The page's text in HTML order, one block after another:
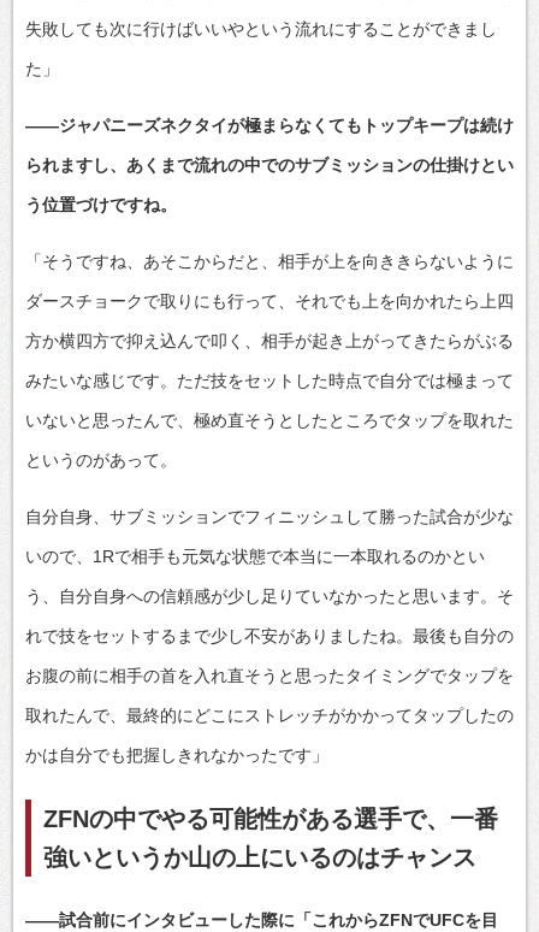
失敗しても次に行けばいいやという流れにすることができまし
た」
――ジャパニーズネクタイが極まらなくてもトップキープは続け
られますし、あくまで流れの中でのサブミッションの仕掛けとい
う位置づけですね。
「そうですね、あそこからだと、相手が上を向ききらないように
ダースチョークで取りにも行って、それでも上を向かれたら上四
方か横四方で抑え込んで叩く、相手が起き上がってきたらがぶる
みたいな感じです。ただ技をセットした時点で自分では極まって
いないと思ったんで、極め直そうとしたところでタップを取れた
というのがあって。
自分自身、サブミッションでフィニッシュして勝った試合が少な
いので、1Rで相手も元気な状態で本当に一本取れるのかとい
う、自分自身への信頼感が少し足りていなかったと思います。そ
れで技をセットするまで少し不安がありましたね。最後も自分の
お腹の前に相手の首を入れ直そうと思ったタイミングでタップを
取れたんで、最終的にどこにストレッチがかかってタップしたの
かは自分でも把握しきれなかったです」
ZFNの中でやる可能性がある選手で、一番
強いというか山の上にいるのはチャンス
――試合前にインタビューした際に「これからZFNでUFCを目